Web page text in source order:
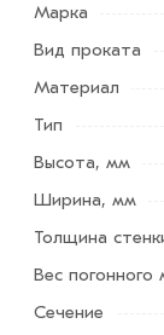
Профильная
устойчивостью
Легко
ГОСТ.
Применение
Марка
Вид проката
Материал
Тип
Высота, мм
Ширина, мм
Толщина
Вес погонного
Сечение